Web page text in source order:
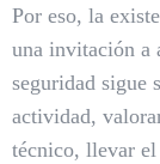
Por eso, la
una invitación a
seguridad sigue
actividad,
técnico, llevar